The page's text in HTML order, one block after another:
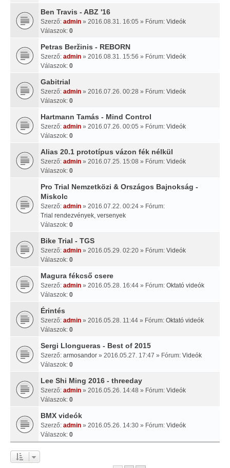
Ben Travis - ABZ '16
Szerző: admin » 2016.08.31. 16:05 » Fórum: Videók
Válaszok: 0
Petras Beržinis - REBORN
Szerző: admin » 2016.08.31. 15:56 » Fórum: Videók
Válaszok: 0
Gabitrial
Szerző: admin » 2016.07.26. 00:28 » Fórum: Videók
Válaszok: 0
Hartmann Tamás - Mind Control
Szerző: admin » 2016.07.26. 00:05 » Fórum: Videók
Válaszok: 0
Alias 20.1 prototípus vázon fék nélkül
Szerző: admin » 2016.07.25. 15:08 » Fórum: Videók
Válaszok: 0
Pro Trial Nemzetközi & Országos Bajnokság -
Miskolc
Szerző: admin » 2016.07.22. 00:24 » Fórum:
Trial rendezvények, versenyek
Válaszok: 0
Bike Trial - TGS
Szerző: admin » 2016.05.29. 02:20 » Fórum: Videók
Válaszok: 0
Magura fékcső csere
Szerző: admin » 2016.05.28. 16:44 » Fórum: Oktató videók
Válaszok: 0
Érintés
Szerző: admin » 2016.05.28. 11:44 » Fórum: Oktató videók
Válaszok: 0
Sergi Llongueras - Best of 2015
Szerző: armosandor » 2016.05.27. 17:47 » Fórum: Videók
Válaszok: 0
Lee Shi Ming 2016 - threeday
Szerző: admin » 2016.05.26. 14:48 » Fórum: Videók
Válaszok: 0
BMX videók
Szerző: admin » 2016.05.26. 14:30 » Fórum: Videók
Válaszok: 0